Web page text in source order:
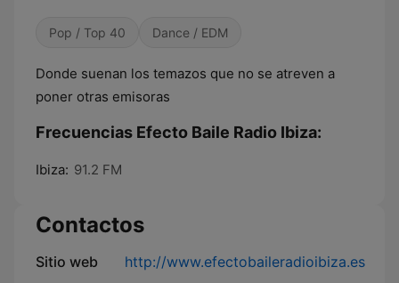
Pop / Top 40 Dance / EDM
Donde suenan los temazos que no se atreven a
poner otras emisoras
Frecuencias Efecto Baile Radio Ibiza:
Ibiza: 91.2 FM
Contactos
Sitio web http://www.efectobaileradioibiza.es